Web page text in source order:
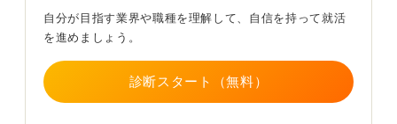
り、現場とコミュニケーションを取って調整し、何とか
数字を捻り出すという大変さがあるのは事実です。
こうした仕事に対して、「やり切った」「結果を出せ
た」「実際に生産効率が良くなった」ということにやり
自分が目指す業界や職種を理解して、自信を持って就活
を進めましょう。
診断スタート（無料）